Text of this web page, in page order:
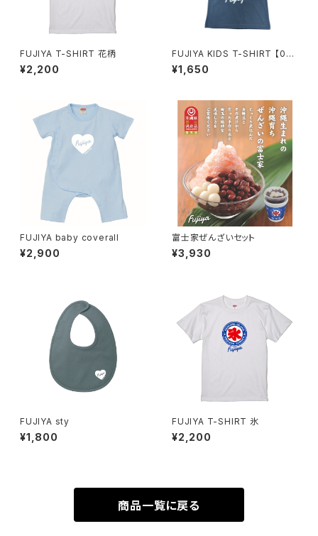
FUJIYA T-SHIRT 花柄
¥2,200
FUJIYA KIDS T-SHIRT 【00
1】
¥1,650
FUJIYA baby coverall
¥2,900
富士家ぜんざいセット
¥3,930
FUJIYA sty
¥1,800
FUJIYA T-SHIRT 氷
¥2,200
商品一覧に戻る